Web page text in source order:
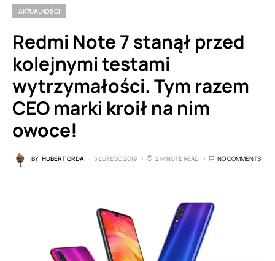
AKTUALNOŚCI
Redmi Note 7 stanął przed
kolejnymi testami
wytrzymałości. Tym razem
CEO marki kroił na nim
owoce!
BY HUBERT ORDA 5 LUTEGO 2019 2 MINUTE READ NO COMMENTS